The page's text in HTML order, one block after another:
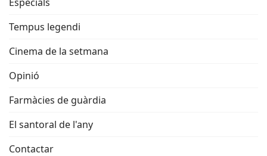
Tempus legendi
Cinema de la setmana
Opinió
Farmàcies de guàrdia
El santoral de l'any
Contactar